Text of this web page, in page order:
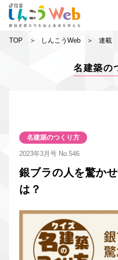
TOP しんこうWeb 連載
名建築の
名建築のつくり方
2023年3月号No.546
銀ブラの人を驚か
は？